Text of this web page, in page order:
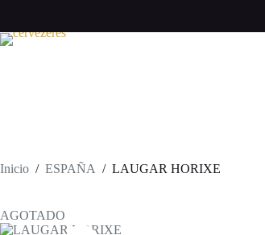
contenido
Inicio / ESPAÑA / LAUGAR HORIXE
AGOTADO